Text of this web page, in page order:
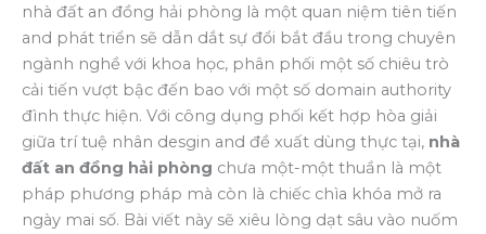
nhà đất an đồng hải phòng là một quan niệm tiên tiến
and phát triển sẽ dẫn dắt sự đổi bắt đầu trong chuyên
ngành nghề với khoa học, phân phối một số chiêu trò
cải tiến vượt bậc đến bao với một số domain authority
đình thực hiện. Với công dụng phối kết hợp hòa giải
giữa trí tuệ nhân desgin and đề xuất dùng thực tại, nhà
đất an đồng hải phòng chưa một-một thuần là một
pháp phương pháp mà còn là chiếc chìa khóa mở ra
ngày mai số. Bài viết này sẽ xiêu lòng dạt sâu vào nuốm